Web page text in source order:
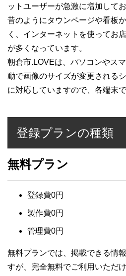
ットユーザーが急激に増加してお
昔のようにタウンページや看板
く、インターネットを使ってお
が多くなっています。
朝倉市.LOVEは、パソコンやス
動で画像のサイズが変更される
に対応していますので、各端末
登録プランの種類
無料プラン
登録費0円
製作費0円
管理費0円
無料プランでは、掲載できる情
すが、完全無料でご利用いただけ